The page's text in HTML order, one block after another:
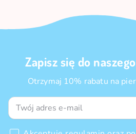
Zapisz się do
Otrzymaj 10% rabatu na